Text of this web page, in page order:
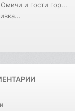
и гости гор...